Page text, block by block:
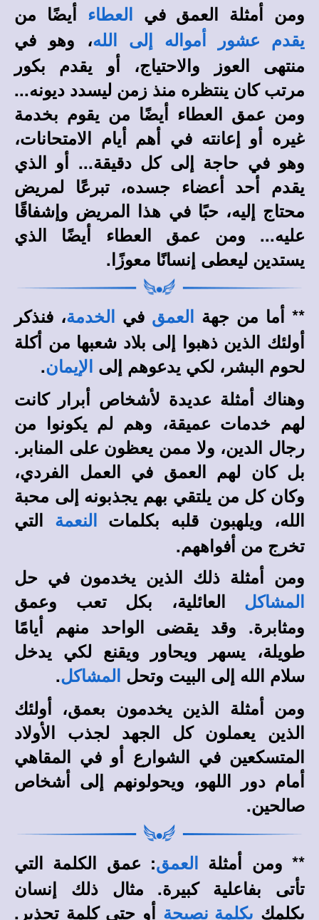
ومن أمثلة العمق في
العطاء أيضًا من
يقدم عشور أمواله إلى الله، وهو في
منتهى العوز والاحتياج، أو يقدم بكور
مرتب كان ينتظره منذ زمن ليسدد ديونه...
ومن عمق العطاء أيضًا من يقوم بخدمة
غيره أو إعانته في أهم أيام الامتحانات،
وهو في حاجة إلى كل دقيقة... أو الذي
يقدم أحد أعضاء جسده، تبرعًا لمريض
محتاج إليه، حبًا في هذا المريض وإشفاقًا
عليه... ومن عمق العطاء أيضًا الذي
يستدين ليعطى إنسانًا معوزًا.
** أما من جهة العمق في الخدمة، فنذكر
أولئك الذين ذهبوا إلى بلاد شعبها من أكلة
لحوم البشر، لكي يدعوهم إلى
الإيمان.
وهناك أمثلة عديدة لأشخاص أبرار كانت
لهم خدمات عميقة، وهم لم يكونوا من
رجال الدين، ولا ممن يعظون على المنابر.
بل كان لهم العمق في العمل الفردي،
وكان كل من يلتقي بهم يجذبونه إلى محبة
الله، ويلهبون قلبه بكلمات
النعمة
التي
تخرج من أفواههم.
ومن أمثلة ذلك الذين يخدمون في حل
المشاكل
العائلية، بكل تعب وعمق
ومثابرة. وقد يقضى الواحد منهم أيامًا
طويلة، يسهر ويحاور ويقنع لكي يدخل
سلام الله إلى البيت وتحل
المشاكل.
ومن أمثلة الذين يخدمون بعمق، أولئك
الذين يعملون كل الجهد لجذب الأولاد
المتسكعين في الشوارع أو في المقاهي
أمام دور اللهو، ويحولونهم إلى أشخاص
صالحين.
** ومن أمثلة العمق: عمق الكلمة التي
تأتى بفاعلية كبيرة. مثال ذلك إنسان
يكلمك بكلمة نصيحة أو حتى كلمة تحذير.